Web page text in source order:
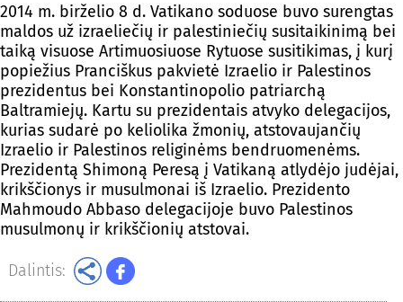
2014 m. birželio 8 d. Vatikano soduose buvo surengtas
maldos už izraeliečių ir palestiniečių susitaikinimą bei
taiką visuose Artimuosiuose Rytuose susitikimas, į kurį
popiežius Pranciškus pakvietė Izraelio ir Palestinos
prezidentus bei Konstantinopolio patriarchą
Baltramiejų. Kartu su prezidentais atvyko delegacijos,
kurias sudarė po keliolika žmonių, atstovaujančių
Izraelio ir Palestinos religinėms bendruomenėms.
Prezidentą Shimoną Peresą į Vatikaną atlydėjo judėjai,
krikščionys ir musulmonai iš Izraelio. Prezidento
Mahmoudo Abbaso delegacijoje buvo Palestinos
musulmonų ir krikščionių atstovai.
Dalintis: